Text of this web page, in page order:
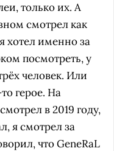
только их. А
смотрел как
хотел именно за
посмотреть, у
человек. Или
герое. На
в 2019 году,
я смотрел за
что GeneRaL